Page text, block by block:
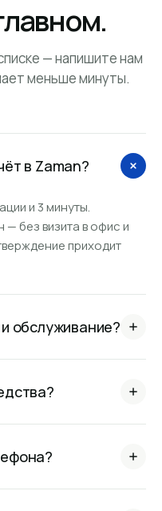
— напишите нам
меньше минуты.
в Zaman?
и 3 минуты.
без визита в офис и
приходит
обслуживание?
тариф — в разделе
на рынке Кыргызстана